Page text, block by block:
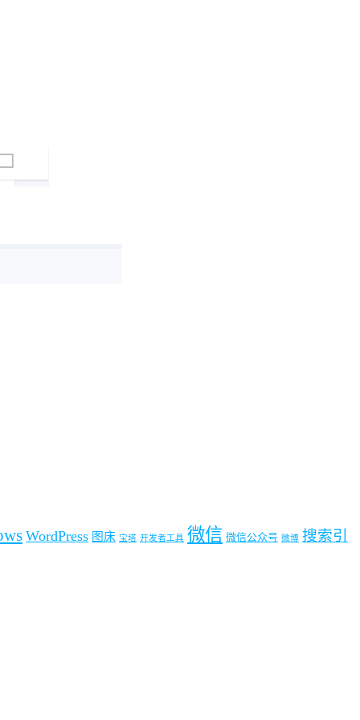
WordPress 图床 宝塔 开发者工具 微信 微信公众号 微博 搜索引